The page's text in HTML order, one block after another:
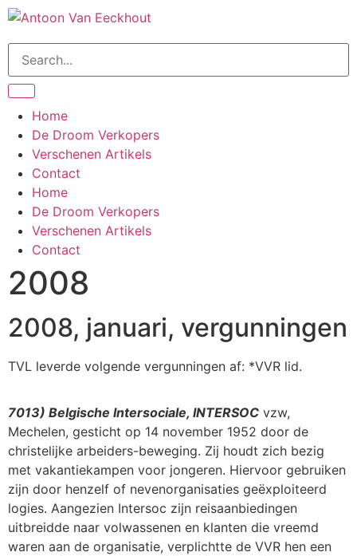
de
Home
De Droom Verkopers
Verschenen Artikels
Contact
Home
De Droom Verkopers
Verschenen Artikels
Contact
2008
2008, januari, vergunningen
TVL leverde volgende vergunningen af: *VVR lid.
7013) Belgische Intersociale, INTERSOC vzw,
Mechelen, gesticht op 14 november 1952 door de
christelijke arbeiders-beweging. Zij houdt zich bezig
met vakantiekampen voor jongeren. Hiervoor gebruiken
zijn door henzelf of nevenorganisaties geëxploiteerd
logies. Aangezien Intersoc zijn reisaanbiedingen
uitbreidde naar volwassenen en klanten die vreemd
waren aan de organisatie, verplichtte de VVR hen een